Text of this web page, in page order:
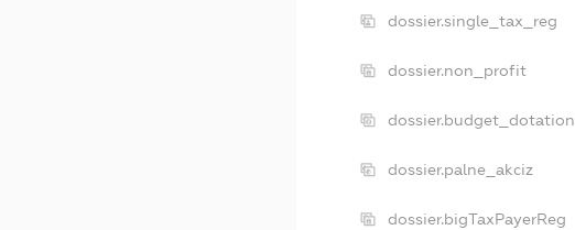
dossier.single_tax_reg
dossier.non_profit
dossier.budget_dotation
dossier.palne_akciz
dossier.bigTaxPayerReg